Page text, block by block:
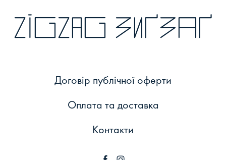
zigzag зиґзаґ
Договір публічної оферти
Оплата та доставка
Контакти